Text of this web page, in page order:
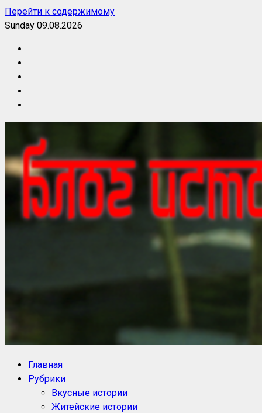
Перейти к содержимому
Sunday 09.08.2026
Блог историй NoorySan
Главная
Рубрики
Вкусные истории
Житейские истории